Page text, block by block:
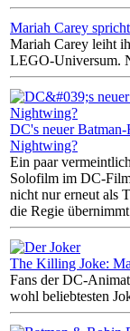
Mariah Carey
Mariah Carey leiht
LEGO-Universum.
DC's neuer
Nightwing?
Ein paar
Solofilm im DC-
nicht nur erneut als
die Regie
The Killing Joke:
Fans der DC-
wohl beliebtesten